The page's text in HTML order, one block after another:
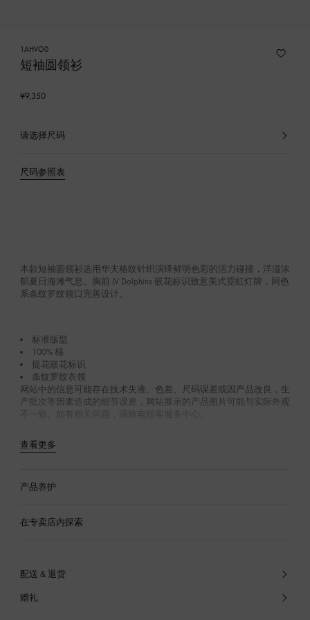
1AHVO0
短袖圆领衫
¥9,350
请选择尺码
已
品
尺码参照表
本款短袖圆领衫选用华夫格纹针织演绎鲜明色彩的活力碰撞，洋溢浓
郁夏日海滩气息。胸前 LV Dolphins 嵌花标识致意美式霓虹灯牌，同色
系条纹罗纹领口完善设计。
标准版型
100% 棉
提花嵌花标识
条纹罗纹衣领
网站中的信息可能存在技术失准、色差、尺码误差或因产品改良，生
产批次等因素造成的细节误差，网站展示的产品图片可能与实际外观
不一致。如有相关问题，请致电顾客服务中心。
查看更多
产品养护
在专卖店内探索
配送 & 退货
赠礼